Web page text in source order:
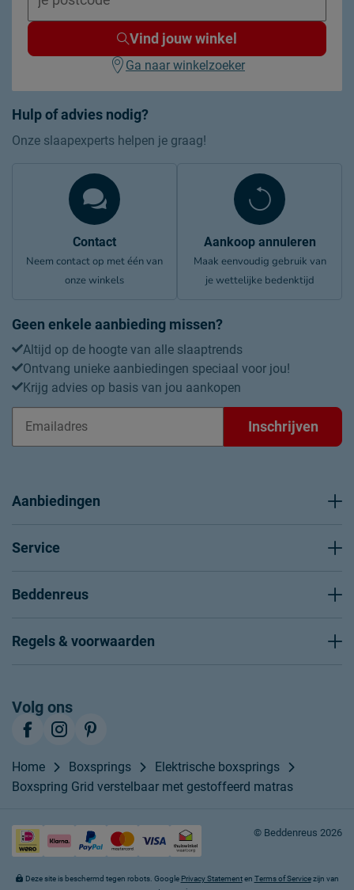
Hulp of advies nodig?
Onze slaapexperts helpen je graag!
Contact
Neem contact op met één van
onze winkels
Aankoop annuleren
Maak eenvoudig gebruik van
je wettelijke bedenktijd
Geen enkele aanbieding missen?
Altijd op de hoogte van alle slaaptrends
Ontvang unieke aanbiedingen speciaal voor jou!
Krijg advies op basis van jou aankopen
Inschrijven
Vind jouw winkel
Ga naar winkelzoeker
Aanbiedingen
Service
Beddenreus
Regels & voorwaarden
Volg ons
Home Boxsprings
Elektrische boxsprings
Boxspring Grid verstelbaar met gestoffeerd matras
© Beddenreus 2026
Deze site is beschermd tegen robots. Google Privacy Statementen Terms of Servicezijn van